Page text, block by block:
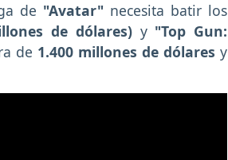
de "Avatar" necesita batir los
de dólares)y "Top Gun:
de 1.400 millones de dólares y